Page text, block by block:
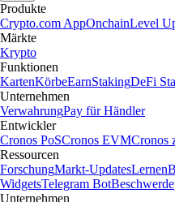
Produkte
Crypto.com AppOnchainLevel
Märkte
Krypto
Funktionen
KartenKörbeEarnStakingDeFi
Unternehmen
VerwahrungPay für Händler
Entwickler
Cronos PoSCronos EVMCronos
Ressourcen
ForschungMarkt-UpdatesLernen
WidgetsTelegram Bot
Unternehmen